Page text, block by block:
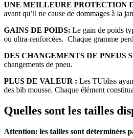
UNE MEILLEURE PROTECTION
avant qu’il ne cause de dommages à la
GAINS DE POIDS: Le gain de poids
ou ultra-renforcées. Chaque gramme
DES CHANGEMENTS DE PNEUS
changements de pneu.
PLUS DE VALEUR : Les TUbliss
des bib mousse. Chaque élément
Quelles sont les tailles
Attention: les tailles sont déterminées